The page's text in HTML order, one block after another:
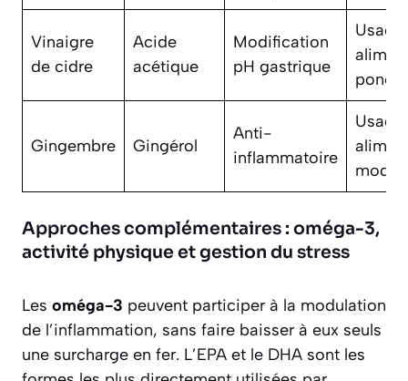
Vinaigre
de cidre
Acide
acétique
Modification
pH gastrique
Usage
Gingembre Gingérol
Anti-
inflammatoire
Usage
Approches complémentaires : oméga-3,
activité physique et gestion du stress
Les oméga-3 peuvent participer à la modulation
de l’inflammation, sans faire baisser à eux seuls
une surcharge en fer. L’EPA et le DHA sont les